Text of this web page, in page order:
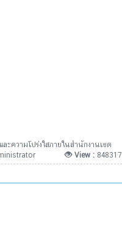
ะความโปร่งใสภายในสำนักงานเขต
View : 848317